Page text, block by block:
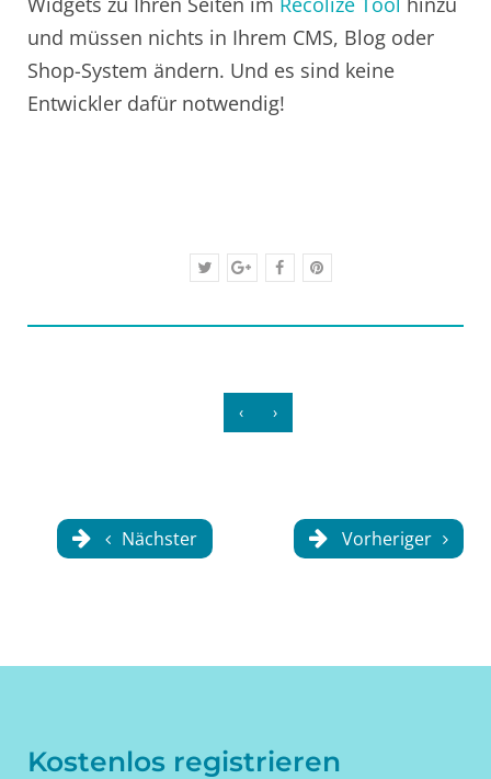
und müssen nichts in Ihrem CMS, Blog oder
Shop-System ändern. Und es sind keine
Entwickler dafür notwendig!
‹ ›
Nächster Vorheriger
Kostenlos registrieren